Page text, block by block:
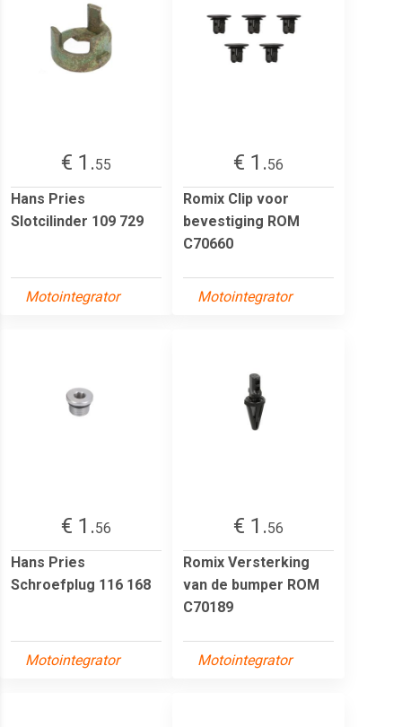
€ 1.55
Hans Pries
Slotcilinder 109 729
Motointegrator
€ 1.56
Romix Clip voor
bevestiging ROM
C70660
Motointegrator
€ 1.56
Hans Pries
Schroefplug 116 168
Motointegrator
€ 1.56
Romix Versterking
van de bumper ROM
C70189
Motointegrator